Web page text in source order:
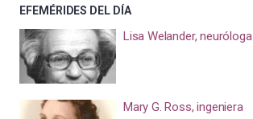
EFEMÉRIDES DEL DÍA
Lisa Welander, neuróloga
Mary G. Ross, ingeniera